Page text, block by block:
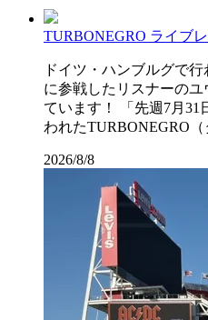
TURBONEGRO ライブ
ドイツ・ハンブルグで
に参戦したリスナーの
ています！ 「先週7月31
われたTURBONEGRO
2026/8/8